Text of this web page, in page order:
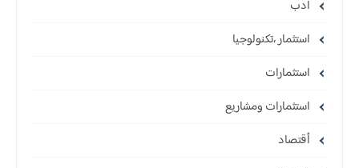
ادب
استثمار ،تكنولوجيا
استثمارات
استثمارات ومشاريع
أقتصاد